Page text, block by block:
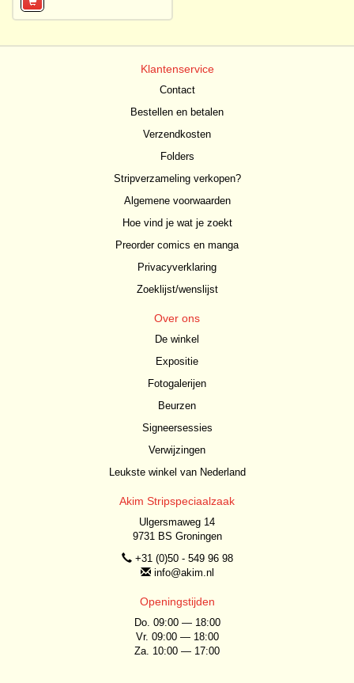
Klantenservice
Contact
Bestellen en betalen
Verzendkosten
Folders
Stripverzameling verkopen?
Algemene voorwaarden
Hoe vind je wat je zoekt
Preorder comics en manga
Privacyverklaring
Zoeklijst/wenslijst
Over ons
De winkel
Expositie
Fotogalerijen
Beurzen
Signeersessies
Verwijzingen
Leukste winkel van Nederland
Akim Stripspeciaalzaak
Ulgersmaweg 14
9731 BS Groningen
+31 (0)50 - 549 96 98
info@akim.nl
Openingstijden
Do. 09:00 — 18:00
Vr. 09:00 — 18:00
Za. 10:00 — 17:00